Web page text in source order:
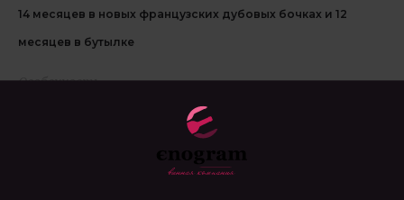
14 месяцев в новых французских дубовых бочках и 12
месяцев в бутылке
Особенность
блюда из мяса подвергшиеся сильной тепловой